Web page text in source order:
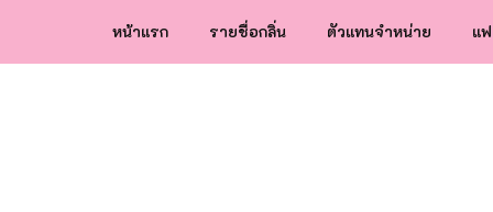
หน้าแรก รายชื่อกลิ่น ตัวแทนจำหน่าย แ